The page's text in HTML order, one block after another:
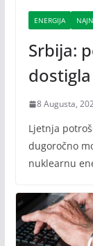
ENERGIJA
Srbija:
8 Augusta,
Ljetnja
dugoročno
nuklearnu